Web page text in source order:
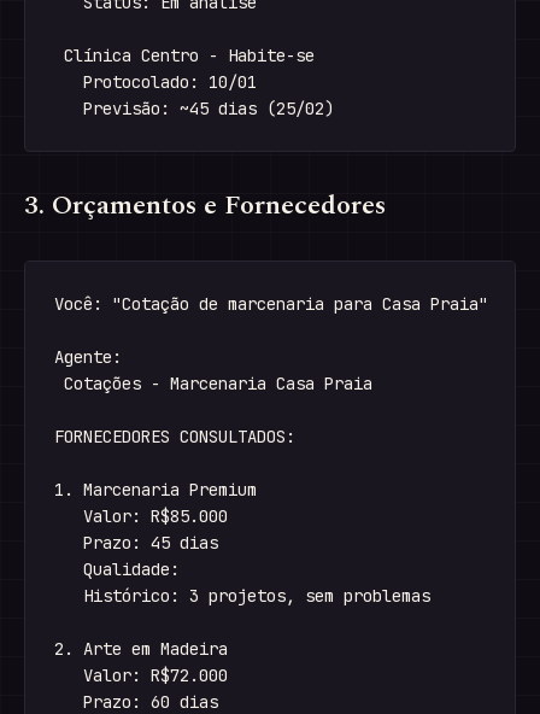
Clínica Centro - Habite-se
   Protocolado: 10/01
3. Orçamentos e Fornecedores
Você: "Cotação de marcenaria para Casa Praia"
Agente:
Cotações - Marcenaria Casa Praia
FORNECEDORES CONSULTADOS:
1. Marcenaria Premium
   Valor: R$85.000
   Prazo: 45 dias
   Qualidade:
   Histórico: 3 projetos, sem problemas
2. Arte em Madeira
   Valor: R$72.000
   Prazo: 60 dias